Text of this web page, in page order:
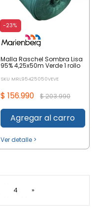
-23%
Malla Raschel Sombra Lisa
95% 4,25x50m Verde 1 rollo
SKU MRL95425050VEVE
$ 156.990 $ 203.990
Agregar al carro
Ver detalle >
4 »